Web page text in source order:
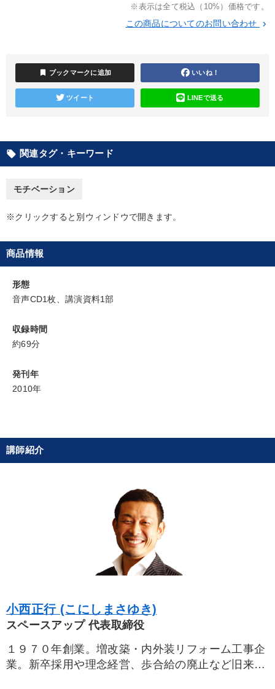
※「更新」を押すと「テーマ」「キーワード」を更新いただけます。
ondemand_video 経営音声・動画を探す refresh 更新する
しいただけます
会社のパフォーマンスを高める講話
経営者のための《音声・動画で学ぶ》講演シリーズ
147回春季大会 【3月】音声・映像
【5月】音声・映像
全国経営者セミナー収録〈売れ筋・人気〉音声＆動画20選
2026年夏季全国経営者セミナー収録講演ＣＤ・講演ＤＶＤ・デジ
目的別
パフォーマンス向上
相続・事業承継
地方企業の勝ち方
※「更新」を押すと「カテゴリー」「目的別」「キーワード」を更新いただけます。
local_offer タグから探す refresh 更新する
すべての音声・動画（全2077タイトル）からお探しいただけます
※表示は全て税込（10%）価格です。
この商品についてのお問い合わせ keyboard_arrow_right
bookmark ブックマークに追加 いいね！
ツイート LINEで送る
local_offer 関連タグ・キーワード
モチベーション
※クリックすると別ウィンドウで開きます。
商品情報
形態
音声CD1枚、講演資料1部
収録時間
約69分
発刊年
2010年
講師紹介
小西正行 (こにしまさゆき)
スペースアップ 代表取締役
１９７０年創業。増改築・内外装リフォーム工事企
業。新卒採用や理念経営、歩合給の廃止など旧来の